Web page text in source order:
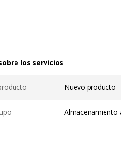
los servicios
Nuevo producto
Almacenamiento